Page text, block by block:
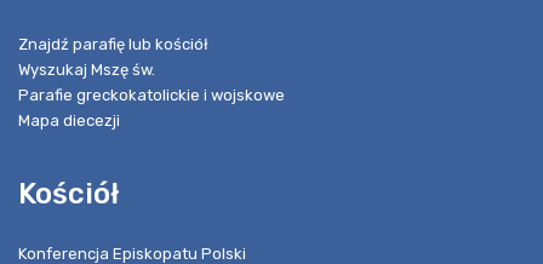
Znajdź parafię lub kościół
Wyszukaj Mszę św.
Parafie greckokatolickie i wojskowe
Mapa diecezji
Kościół
Konferencja Episkopatu Polski